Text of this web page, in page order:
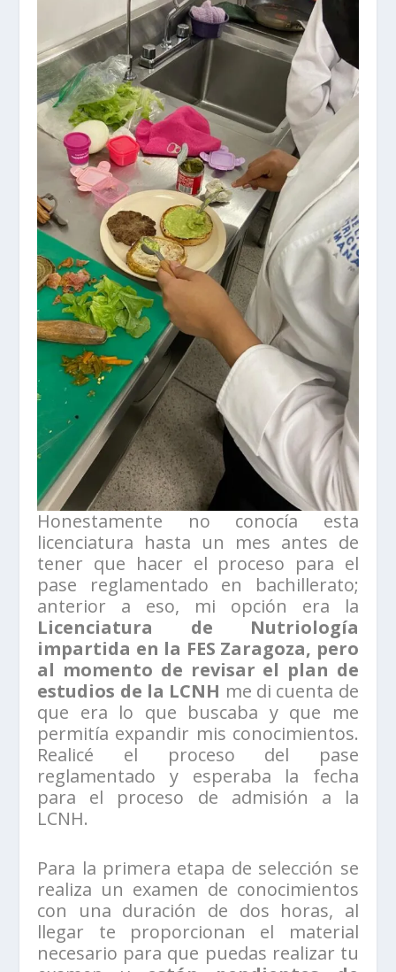
Honestamente no conocía esta
licenciatura hasta un mes antes de
tener que hacer el proceso para el
pase reglamentado en bachillerato;
anterior a eso, mi opción era la
Licenciatura de Nutriología
impartida en la FES Zaragoza, pero
al momento de revisar el plan de
estudios de la LCNH me di cuenta de
que era lo que buscaba y que me
permitía expandir mis conocimientos.
Realicé el proceso del pase
reglamentado y esperaba la fecha
para el proceso de admisión a la
LCNH.
Para la primera etapa de selección se
realiza un examen de conocimientos
con una duración de dos horas, al
llegar te proporcionan el material
necesario para que puedas realizar tu